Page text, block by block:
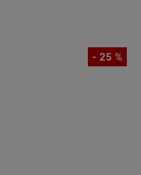
- 25 %